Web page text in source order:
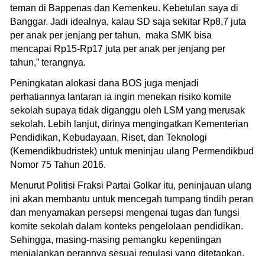
teman di Bappenas dan Kemenkeu. Kebetulan saya di
Banggar. Jadi idealnya, kalau SD saja sekitar Rp8,7 juta
per anak per jenjang per tahun, maka SMK bisa
mencapai Rp15-Rp17 juta per anak per jenjang per
tahun,” terangnya.
Peningkatan alokasi dana BOS juga menjadi
perhatiannya lantaran ia ingin menekan risiko komite
sekolah supaya tidak diganggu oleh LSM yang merusak
sekolah. Lebih lanjut, dirinya mengingatkan Kementerian
Pendidikan, Kebudayaan, Riset, dan Teknologi
(Kemendikbudristek) untuk meninjau ulang Permendikbud
Nomor 75 Tahun 2016.
Menurut Politisi Fraksi Partai Golkar itu, peninjauan ulang
ini akan membantu untuk mencegah tumpang tindih peran
dan menyamakan persepsi mengenai tugas dan fungsi
komite sekolah dalam konteks pengelolaan pendidikan.
Sehingga, masing-masing pemangku kepentingan
menjalankan perannya sesuai regulasi yang ditetapkan.